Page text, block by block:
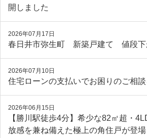
開しました
2026年07月17日
春日井市弥生町 新築戸建て 値段下
2026年07月10日
住宅ローンの支払いでお困りのご相
2026年06月15日
【勝川駅徒歩4分】希少な82㎡超・
放感を兼ね備えた極上の角住戸が登場